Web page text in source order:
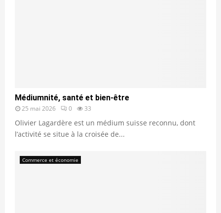
Médiumnité, santé et bien-être
25 mai 2026 0 33
Olivier Lagardère est un médium suisse reconnu, dont
l’activité se situe à la croisée de...
Commerce et économie